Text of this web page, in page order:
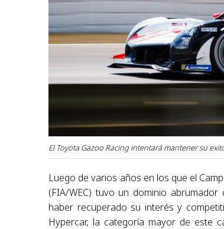
El Toyota Gazoo Racing intentará mantener su
Luego de varios años en los que el
(FIA/WEC) tuvo un dominio
haber recuperado su interés y
Hypercar, la categoría mayor de este